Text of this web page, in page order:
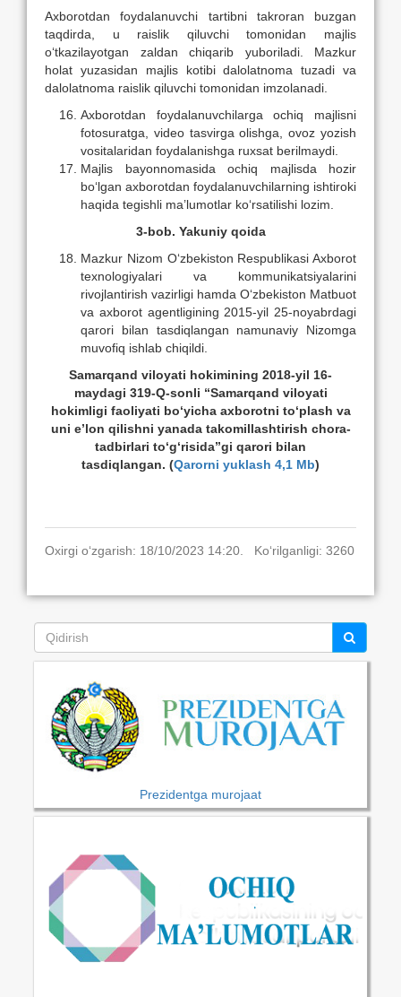
Axborotdan foydalanuvchi tartibni takroran buzgan
taqdirda, u raislik qiluvchi tomonidan majlis
о‘tkazilayotgan zaldan chiqarib yuboriladi. Mazkur
holat yuzasidan majlis kotibi dalolatnoma tuzadi va
dalolatnoma raislik qiluvchi tomonidan imzolanadi.
Axborotdan foydalanuvchilarga ochiq majlisni
fotosuratga, video tasvirga olishga, ovoz yozish
vositalaridan foydalanishga ruxsat berilmaydi.
Majlis bayonnomasida ochiq majlisda hozir
bо‘lgan axborotdan foydalanuvchilarning ishtiroki
haqida tegishli ma’lumotlar kо‘rsatilishi lozim.
3-bob. Yakuniy qoida
Mazkur Nizom О‘zbekiston Respublikasi Axborot
texnologiyalari va kommunikatsiyalarini
rivojlantirish vazirligi hamda О‘zbekiston Matbuot
va axborot agentligining 2015-yil 25-noyabrdagi
qarori bilan tasdiqlangan namunaviy Nizomga
muvofiq ishlab chiqildi.
Samarqand viloyati hokimining 2018-yil 16-
maydagi 319-Q-sonli “Samarqand viloyati
hokimligi faoliyati bо‘yicha axborotni tо‘plash va
uni e’lon qilishni yanada takomillashtirish chora-
tadbirlari tо‘g‘risida”gi qarori bilan
tasdiqlangan. (Qarorni yuklash 4,1 Mb)
Oxirgi o‘zgarish: 18/10/2023 14:20. Ko‘rilganligi: 3260
Prezidentga murojaat